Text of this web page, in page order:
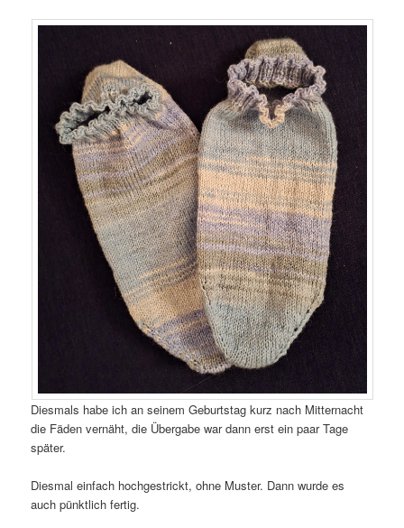
Diesmals habe ich an seinem Geburtstag kurz nach Mitternacht
die Fäden vernäht, die Übergabe war dann erst ein paar Tage
später.
Diesmal einfach hochgestrickt, ohne Muster. Dann wurde es
auch pünktlich fertig.